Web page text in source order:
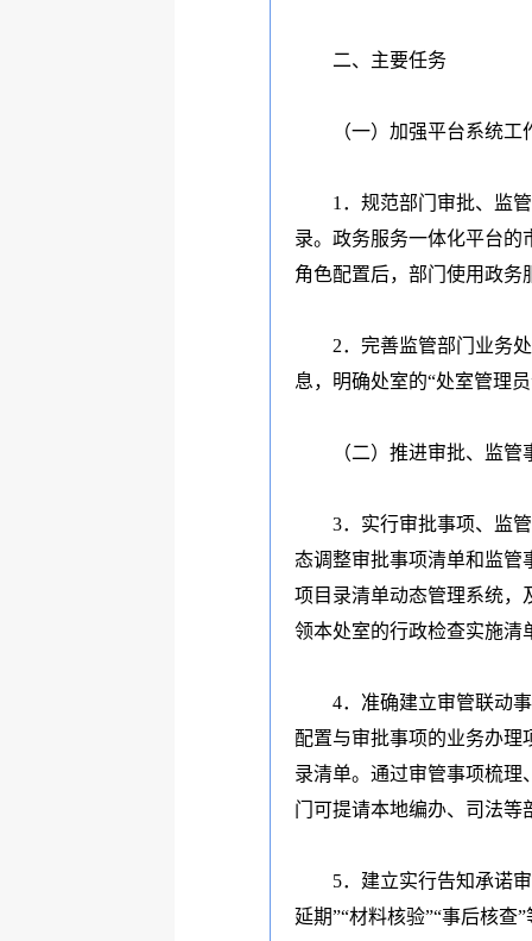
二、主要任务
（一）加强平台系统工
1 ．规范部门审批、监
录。政务服务一体化平台的
角色配置后，部门使用政务
2．完善监管部门业务
息，明确处室的“处室管理员
（二）推进审批、监管
3．实行审批事项、监
态调整审批事项清单和监管
项目录清单动态管理系统，
领本处室的行政检查实施清
4．准确建立审管联动
配置与审批事项的业务办理
录清单。通过审管事项梳理
门可提请本地编办、司法等
5．建立实行告知承诺
延期”“材料核验”“事后核查”